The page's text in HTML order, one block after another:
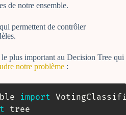
de notre ensemble.
permettent de contrôler
plus important au Decision Tree qui
notre problème :
import